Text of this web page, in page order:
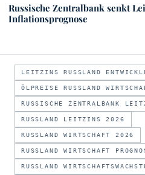
Russische Zentralbank senkt
Inflationsprognose
LEITZINS RUSSLAND
ÖLPREISE RUSSLAND
RUSSISCHE ZENTRALBANK
RUSSLAND LEITZINS 2026
RUSSLAND WIRTSCHAFT 2026
RUSSLAND WIRTSCHAFT
RUSSLAND